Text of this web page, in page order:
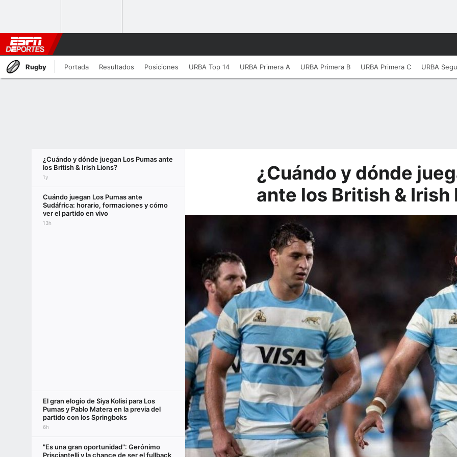
Rugby Portada Resultados Posiciones URBA Top 14 URBA Primera A URBA Primera B URBA Primera C URBA
¿Cuándo y dónde juegan Los Pumas ante
los British & Irish Lions?
1y
Cuándo juegan Los Pumas ante
Sudáfrica: horario, formaciones y cómo
ver el partido en vivo
13h
El gran elogio de Siya Kolisi para Los
Pumas y Pablo Matera en la previa del
partido con los Springboks
6h
"Es una gran oportunidad": Gerónimo
Prisciantelli y la chance de ser el fullback
¿Cuándo y dónde
ante los British & Irish